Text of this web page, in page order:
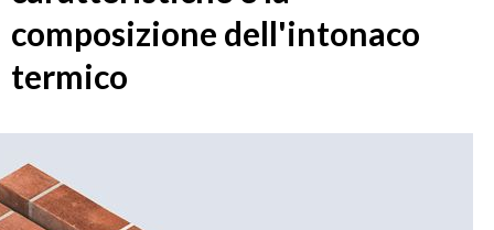
composizione dell'intonaco
termico